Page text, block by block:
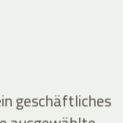
geschäftliches